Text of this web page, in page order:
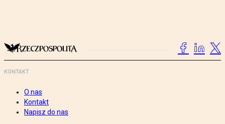
KONTAKT
O nas
Kontakt
Napisz do nas